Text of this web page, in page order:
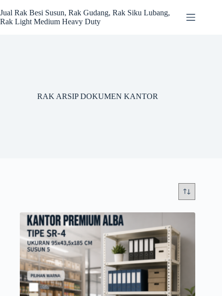
to
content
Jual Rak Besi Susun, Rak Gudang, Rak Siku Lubang,
Rak Light Medium Heavy Duty
RAK ARSIP DOKUMEN KANTOR